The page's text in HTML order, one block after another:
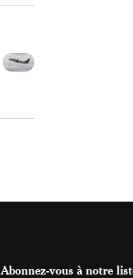
Abonnez-vous à notre